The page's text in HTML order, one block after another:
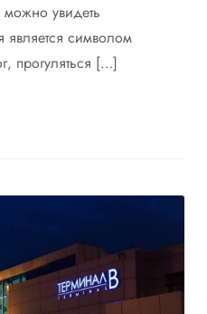
увидеть
является символом
прогуляться […]